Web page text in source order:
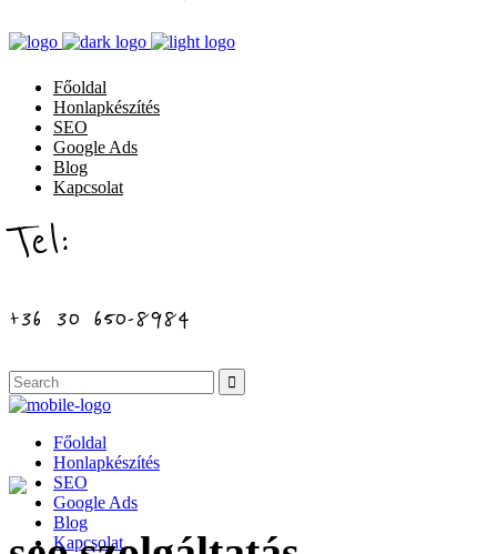
Főoldal
Honlapkészítés
SEO
Google Ads
Blog
Kapcsolat
Tel:
+36 30 650-8984
Főoldal
Honlapkészítés
SEO
Google Ads
Blog
Kapcsolat